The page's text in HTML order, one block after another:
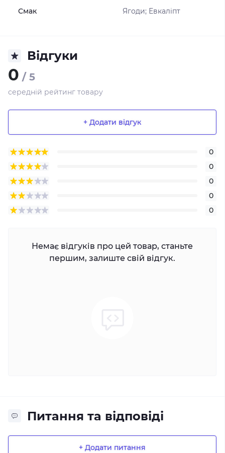
Смак Ягоди; Евкаліпт
Відгуки
0 / 5
середній рейтинг товару
+ Додати відгук
0
0
0
0
0
Немає відгуків про цей товар, станьте
першим, залиште свій відгук.
Питання та відповіді
+ Додати питання